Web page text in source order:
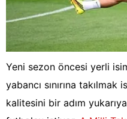
Yeni sezon öncesi yerli
yabancı sınırına takılmak
kalitesini bir adım